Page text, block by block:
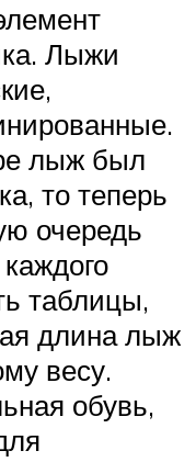
Лыжи
лыж был
то теперь
очередь
таблицы,
длина лыж
весу.
обувь,